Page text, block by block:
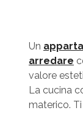
Un
arredare
valore
La cucina
materico.